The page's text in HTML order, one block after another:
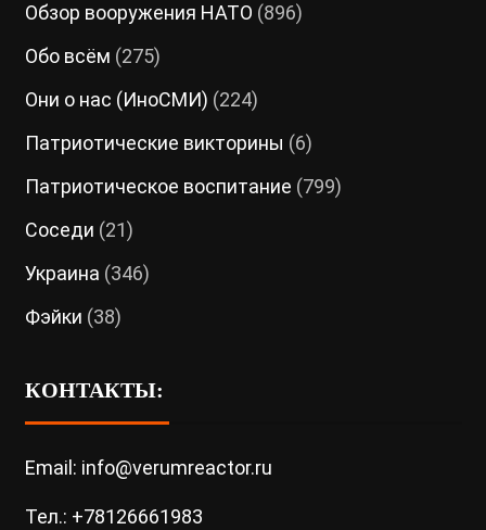
Обзор вооружения НАТО (896)
Обо всём (275)
Они о нас (ИноСМИ) (224)
Патриотические викторины (6)
Патриотическое воспитание (799)
Соседи (21)
Украина (346)
Фэйки (38)
КОНТАКТЫ:
Email: info@verumreactor.ru
Тел.: +78126661983